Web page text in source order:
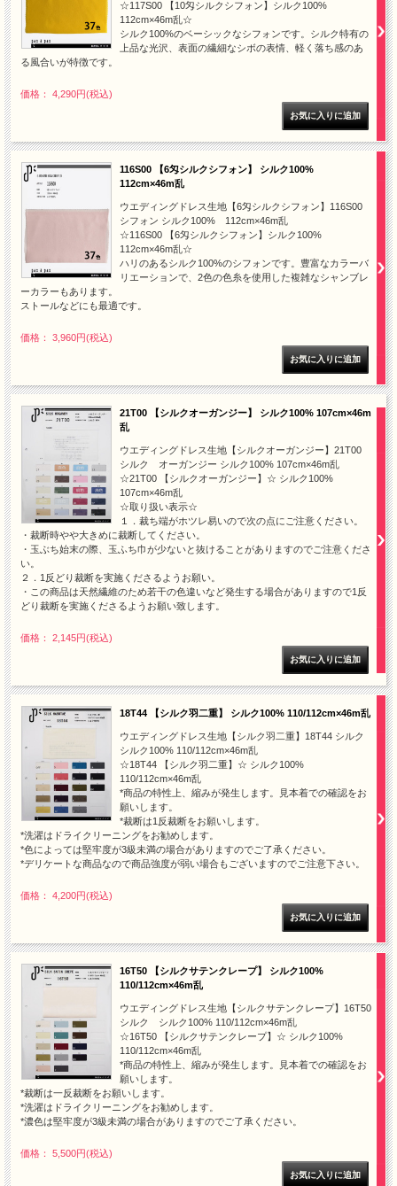
☆117S00 【10匁シルクシフォン】シルク100%
112cm×46m乱☆
シルク100%のベーシックなシフォンです。シルク特有の
上品な光沢、表面の繊細なシボの表情、軽く落ち感のあ
る風合いが特徴です。
価格： 4,290円(税込)
116S00 【6匁シルクシフォン】 シルク100%
112cm×46m乱
ウエディングドレス生地【6匁シルクシフォン】116S00
シフォン シルク100% 112cm×46m乱
☆116S00 【6匁シルクシフォン】シルク100%
112cm×46m乱☆
ハリのあるシルク100%のシフォンです。豊富なカラーバ
リエーションで、2色の色糸を使用した複雑なシャンブレ
ーカラーもあります。
ストールなどにも最適です。
価格： 3,960円(税込)
21T00 【シルクオーガンジー】 シルク100% 107cm×46m
乱
ウエディングドレス生地【シルクオーガンジー】21T00
シルク オーガンジー シルク100% 107cm×46m乱
☆21T00 【シルクオーガンジー】☆ シルク100%
107cm×46m乱
☆取り扱い表示☆
１．裁ち端がホツレ易いので次の点にご注意ください。
・裁断時やや大きめに裁断してください。
・玉ぶち始末の際、玉ふち巾が少ないと抜けることがありますのでご注意くださ
い。
２．1反どり裁断を実施くださるようお願い。
・この商品は天然繊維のため若干の色違いなど発生する場合がありますので1反
どり裁断を実施くださるようお願い致します。
価格： 2,145円(税込)
18T44 【シルク羽二重】 シルク100% 110/112cm×46m乱
ウエディングドレス生地【シルク羽二重】18T44 シルク
シルク100% 110/112cm×46m乱
☆18T44 【シルク羽二重】☆ シルク100%
110/112cm×46m乱
*商品の特性上、縮みが発生します。見本着での確認をお
願いします。
*裁断は1反裁断をお願いします。
*洗濯はドライクリーニングをお勧めします。
*色によっては堅牢度が3級未満の場合がありますのでご了承ください。
*デリケートな商品なので商品強度が弱い場合もございますのでご注意下さい。
価格： 4,200円(税込)
16T50 【シルクサテンクレープ】 シルク100%
110/112cm×46m乱
ウエディングドレス生地【シルクサテンクレープ】16T50
シルク シルク100% 110/112cm×46m乱
☆16T50 【シルクサテンクレープ】☆ シルク100%
110/112cm×46m乱
*商品の特性上、縮みが発生します。見本着での確認をお
願いします。
*裁断は一反裁断をお願いします。
*洗濯はドライクリーニングをお勧めします。
*濃色は堅牢度が3級未満の場合がありますのでご了承ください。
価格： 5,500円(税込)